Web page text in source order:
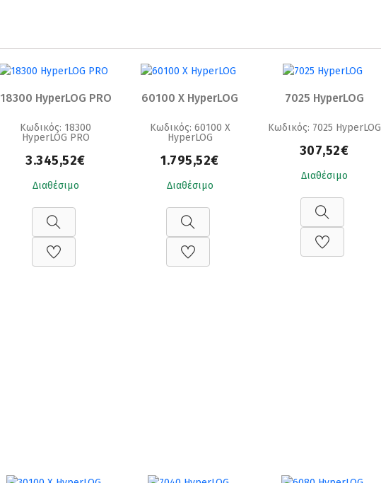
18300 HyperLOG PRO
Κωδικός: 18300
HyperLOG PRO
3.345,52€
Διαθέσιμο
60100 X HyperLOG
Κωδικός: 60100 X
HyperLOG
1.795,52€
Διαθέσιμο
7025 HyperLOG
Κωδικός: 7025 HyperLOG
307,52€
Διαθέσιμο